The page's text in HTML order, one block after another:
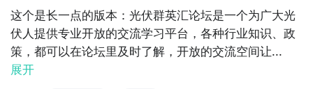
这个是长一点的版本：光伏群英汇论坛是一个为广大光
伏人提供专业开放的交流学习平台，各种行业知识、政
策，都可以在论坛里及时了解，开放的交流空间让...
展开